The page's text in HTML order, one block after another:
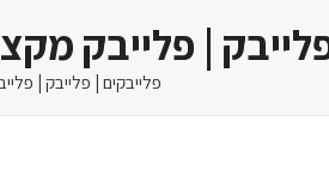
| פלייבק
פלייבקים | פלייבק |